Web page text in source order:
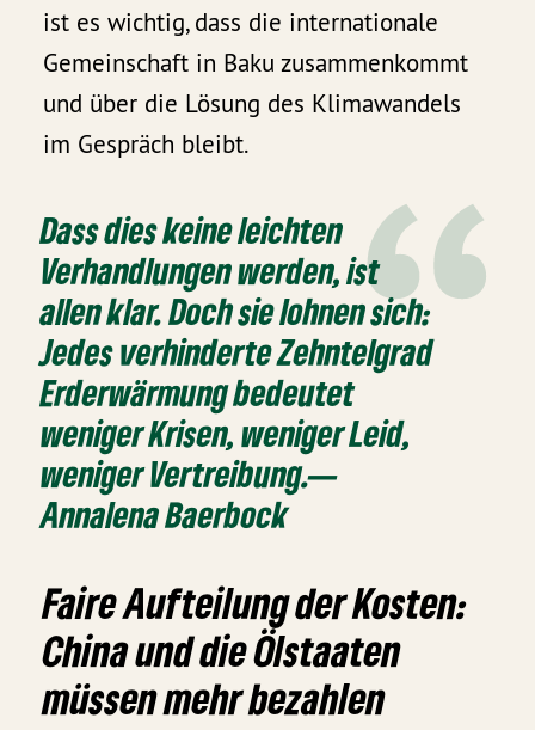
ist es wichtig, dass die internationale
Gemeinschaft in Baku zusammenkommt
und über die Lösung des Klimawandels
im Gespräch bleibt.
Dass dies keine leichten
Verhandlungen werden, ist
allen klar. Doch sie lohnen sich:
Jedes verhinderte Zehntelgrad
Erderwärmung bedeutet
weniger Krisen, weniger Leid,
weniger Vertreibung.—
Annalena Baerbock
Faire Aufteilung der Kosten:
China und die Ölstaaten
müssen mehr bezahlen